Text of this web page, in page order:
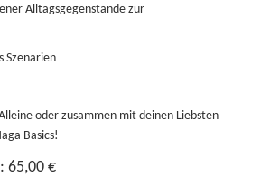
Alltagsgegenstände zur
Szenarien
oder zusammen mit deinen Liebsten
Basics!
: 65,00 €